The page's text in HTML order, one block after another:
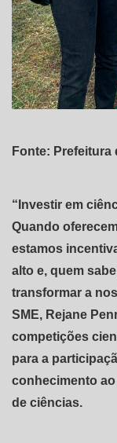
Fonte: Prefeitura
“Investir em
Quando
estamos
alto e, quem
transformar a
SME, Rejane
competições
para a
conhecimento
de ciências.